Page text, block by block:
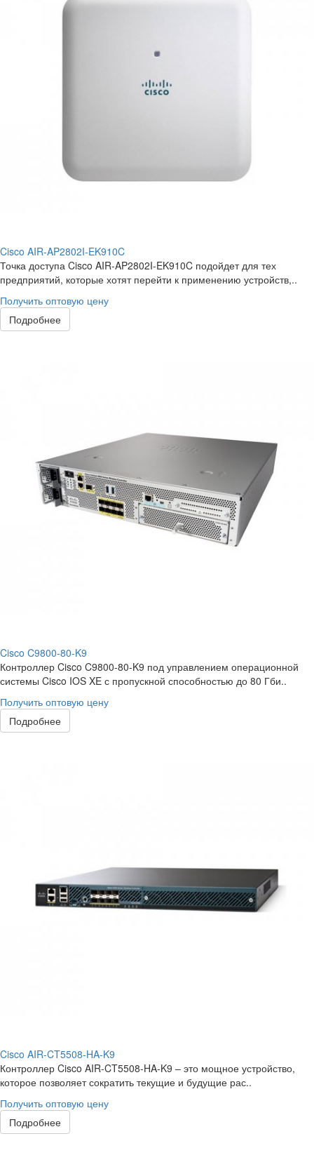
Cisco AIR-AP2802I-EK910C
Точка доступа Cisco AIR-AP2802I-EK910C подойдет для тех
предприятий, которые хотят перейти к применению устройств,..
Получить оптовую цену
Подробнее
Cisco C9800-80-K9
Контроллер Cisco C9800-80-K9 под управлением операционной
системы Cisco IOS XE с пропускной способностью до 80 Гби..
Получить оптовую цену
Подробнее
Cisco AIR-CT5508-HA-K9
Контроллер Cisco AIR-CT5508-HA-K9 – это мощное устройство,
которое позволяет сократить текущие и будущие рас..
Получить оптовую цену
Подробнее